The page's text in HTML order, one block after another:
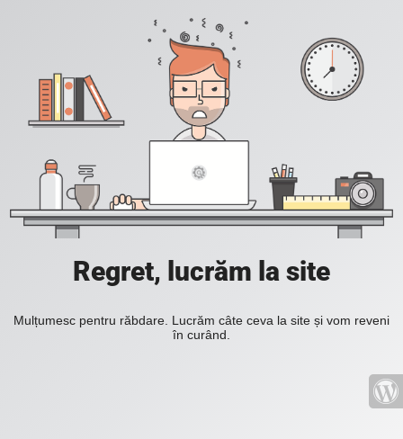
Regret, lucrăm la site
Mulțumesc pentru răbdare. Lucrăm câte ceva la site și vom reveni
în curând.